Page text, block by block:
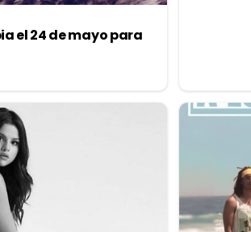
el 24 de mayo para